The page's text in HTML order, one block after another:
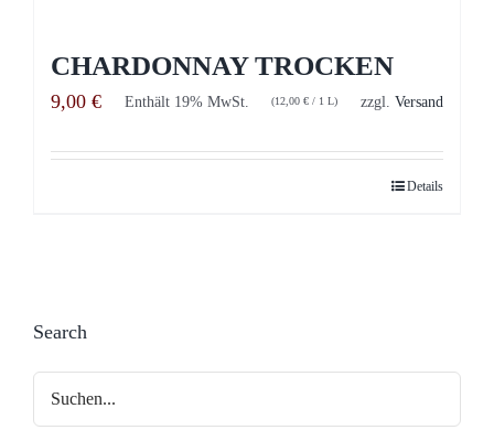
CHARDONNAY TROCKEN
9,00 € Enthält 19% MwSt. (12,00€ / 1 L) zzgl. Versand
Details
Search